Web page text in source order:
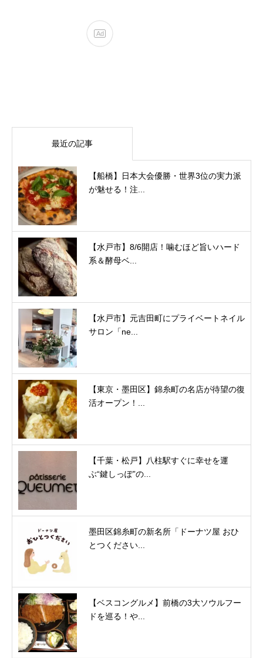
最近の記事
【船橋】日本大会優勝・世界3位の実力派
が魅せる！注...
【水戸市】8/6開店！噛むほど旨いハード
系＆酵母ベ...
【水戸市】元吉田町にプライベートネイル
サロン「ne...
【東京・墨田区】錦糸町の名店が待望の復
活オープン！...
【千葉・松戸】八柱駅すぐに幸せを運
ぶ“鍵しっぽ”の...
墨田区錦糸町の新名所「ドーナツ屋 おひ
とつください...
【ベスコングルメ】前橋の3大ソウルフー
ドを巡る！や...